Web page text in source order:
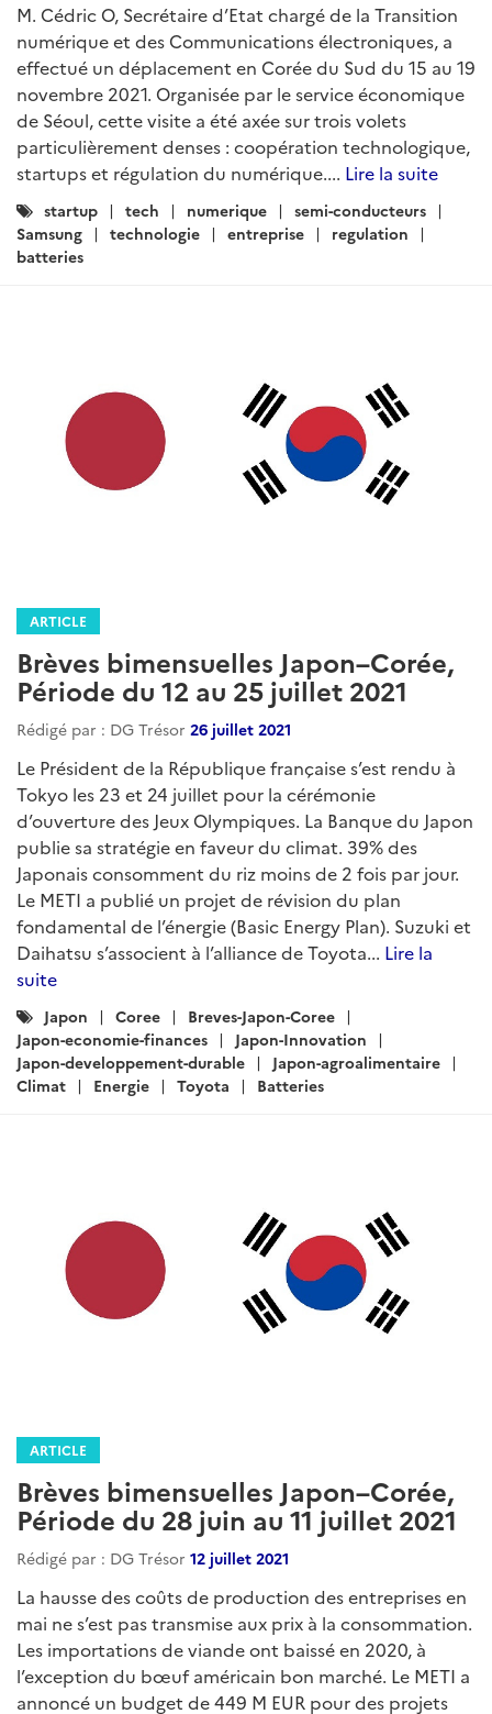
M. Cédric O, Secrétaire d’Etat chargé de la Transition
numérique et des Communications électroniques, a
effectué un déplacement en Corée du Sud du 15 au 19
novembre 2021. Organisée par le service économique
de Séoul, cette visite a été axée sur trois volets
particulièrement denses : coopération technologique,
startups et régulation du numérique.... Lire la suite
Catégories
:
startup tech numerique
semi-conducteurs
Samsung
technologie entreprise
regulation
batteries
ARTICLE
Brèves bimensuelles Japon–Corée,
Période du 12 au 25 juillet 2021
Rédigé par : DG Trésor 26 juillet 2021
Le Président de la République française s’est rendu à
Tokyo les 23 et 24 juillet pour la cérémonie
d’ouverture des Jeux Olympiques. La Banque du Japon
publie sa stratégie en faveur du climat. 39% des
Japonais consomment du riz moins de 2 fois par jour.
Le METI a publié un projet de révision du plan
fondamental de l’énergie (Basic Energy Plan). Suzuki et
Daihatsu s’associent à l’alliance de Toyota... Lire la
suite
Catégories
:
Japon Coree
Breves-Japon-Coree
Japon-economie-finances
Japon-Innovation
Japon-developpement-durable
Japon-agroalimentaire
Climat
Energie Toyota Batteries
ARTICLE
Brèves bimensuelles Japon–Corée,
Période du 28 juin au 11 juillet 2021
Rédigé par : DG Trésor 12 juillet 2021
La hausse des coûts de production des entreprises en
mai ne s’est pas transmise aux prix à la consommation.
Les importations de viande ont baissé en 2020, à
l’exception du bœuf américain bon marché. Le METI a
annoncé un budget de 449 M EUR pour des projets